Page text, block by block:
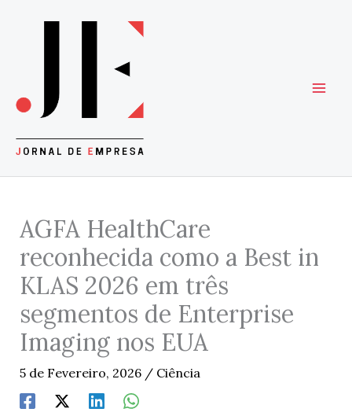
AGFA HealthCare
reconhecida como a Best in
KLAS 2026 em três
segmentos de Enterprise
Imaging nos EUA
5 de Fevereiro, 2026 / Ciência